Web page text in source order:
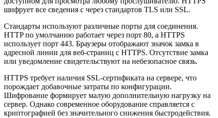
шифрует все сведения с через стандартов TLS или SSL.
Стандарты используют различные порты для соединения.
HTTP по умолчанию работает через порт 80, а HTTPS
использует порт 443. Браузеры отображают значок замка в
адресной линии для веб-страниц с HTTPS. Отсутствие замка
или уведомление свидетельствуют на небезопасное связь.
HTTPS требует наличия SSL-сертификата на сервере, что
порождает добавочные затраты по конфигурации.
Шифрование формирует малую дополнительную нагрузку на
сервер. Однако современное оборудование справляется с
криптографией без значительного снижения быстродействия.